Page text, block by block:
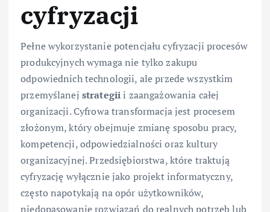
cyfryzacji
Pełne wykorzystanie potencjału cyfryzacji procesów
produkcyjnych wymaga nie tylko zakupu
odpowiednich technologii, ale przede wszystkim
przemyślanej strategiii zaangażowania całej
organizacji. Cyfrowa transformacja jest procesem
złożonym, który obejmuje zmianę sposobu pracy,
kompetencji, odpowiedzialności oraz kultury
organizacyjnej. Przedsiębiorstwa, które traktują
cyfryzację wyłącznie jako projekt informatyczny,
często napotykają na opór użytkowników,
niedopasowanie rozwiązań do realnych potrzeb lub